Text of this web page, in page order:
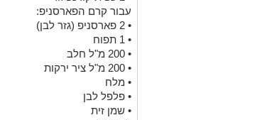
עבור קרם הפארסניפ:
• 2 פארסניפ (גזר לבן)
• 1 תפוח
• 200 מ"ל חלב
• 200 מ"ל ציר ירקות
• מלח
• פלפל לבן
• שמן זית